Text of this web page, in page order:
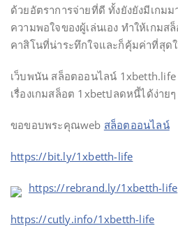
ด้วยอัตราการจ่ายที่ดี ทั้งยังยังมีเกม
ความพอใจของผู้เล่นเอง ทำให้เกมส
คาสิโนที่น่าระทึกใจและก็คุ้มค่าที่สุด
เว็บพนัน สล็อตออนไลน์
เรื่องเกมสล็อต 1xbetปลดหนี้ได้ง่าย
ขอขอบพระคุณweb สล็อตออนไลน์
https://bit.ly/1xbetth-life
https://rebrand.ly/1xbetth-life
https://cutly.info/1xbetth-life